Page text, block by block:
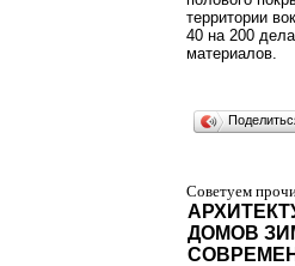
территории
40 на 200
материалов.
Советуем
ДОМОВ